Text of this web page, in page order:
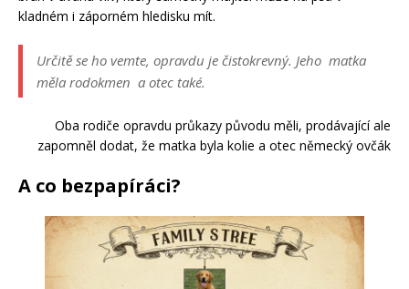
kladném i záporném hledisku mít.
Určitě se ho vemte, opravdu je čistokrevný. Jeho matka
měla rodokmen a otec také.
Oba rodiče opravdu průkazy původu měli, prodávající ale
zapomněl dodat, že matka byla kolie a otec německý ovčák
A co bezpapíráci?